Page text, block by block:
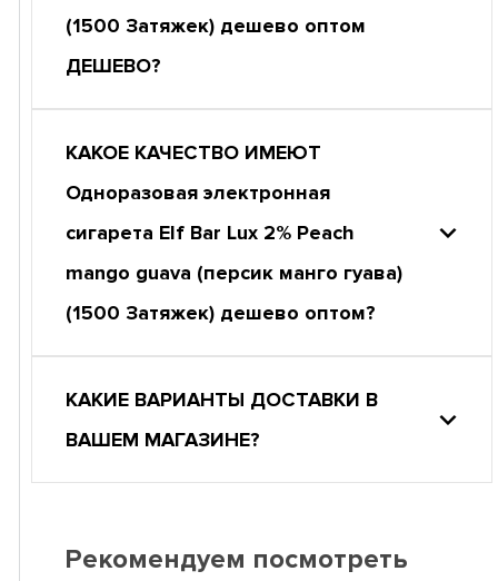
(1500 Затяжек) дешево оптом
ДЕШЕВО?
КАКОЕ КАЧЕСТВО ИМЕЮТ
Одноразовая электронная
сигарета Elf Bar Lux 2% Peach
mango guava (персик манго гуава)
(1500 Затяжек) дешево оптом?
КАКИЕ ВАРИАНТЫ ДОСТАВКИ В
ВАШЕМ МАГАЗИНЕ?
Рекомендуем посмотреть